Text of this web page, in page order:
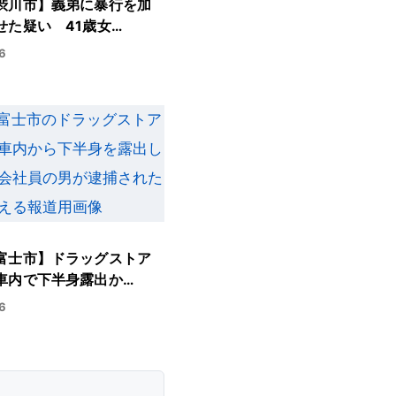
川市】義弟に暴行を加
た疑い 41歳女…
士市】ドラッグストア
内で下半身露出か…